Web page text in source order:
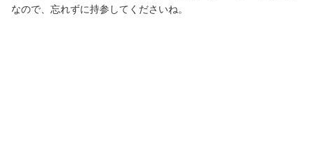
なので、忘れずに持参してくださいね。